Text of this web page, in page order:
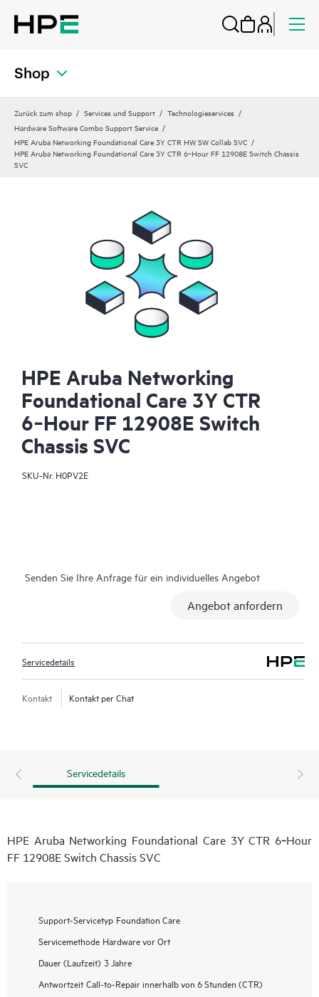
Shop
Zurück zum shop Services und Support
Technologieservices
Hardware Software Combo Support Service
HPE Aruba Networking Foundational Care 3Y CTR HW SW Collab SVC
HPE Aruba Networking Foundational Care 3Y CTR 6‑Hour FF 12908E Switch Chassis
SVC
HPE Aruba Networking
Foundational Care 3Y CTR
6‑Hour FF 12908E Switch
Chassis SVC
SKU-Nr. H0PV2E
Senden Sie Ihre Anfrage für ein individuelles Angebot
Angebot anfordern
Servicedetails
Kontakt Kontakt per Chat
Servicedetails
HPE Aruba Networking Foundational Care 3Y CTR 6‑Hour
FF 12908E Switch Chassis SVC
Support-Servicetyp Foundation Care
Servicemethode Hardware vor Ort
Dauer (Laufzeit) 3 Jahre
Antwortzeit Call-to-Repair innerhalb von 6 Stunden (CTR)